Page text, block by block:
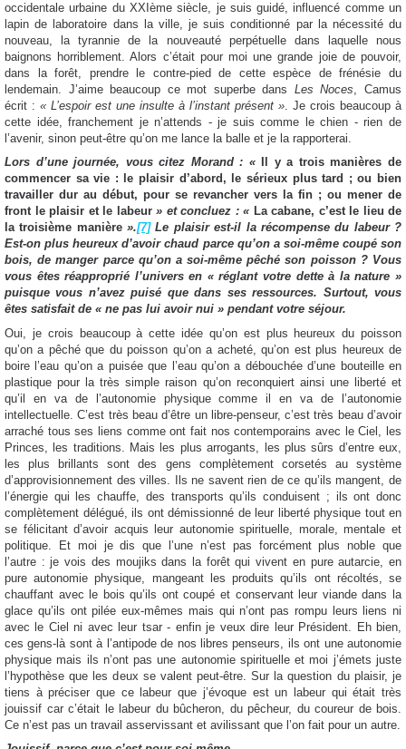
occidentale urbaine du XXIème siècle, je suis guidé, influencé comme un
lapin de laboratoire dans la ville, je suis conditionné par la nécessité du
nouveau, la tyrannie de la nouveauté perpétuelle dans laquelle nous
baignons horriblement. Alors c’était pour moi une grande joie de pouvoir,
dans la forêt, prendre le contre-pied de cette espèce de frénésie du
lendemain. J’aime beaucoup ce mot superbe dans Les Noces, Camus
écrit : « L’espoir est une insulte à l’instant présent ». Je crois beaucoup à
cette idée, franchement je n’attends - je suis comme le chien - rien de
l’avenir, sinon peut-être qu’on me lance la balle et je la rapporterai.
Lors d’une journée, vous citez Morand : «
Il y a trois manières de
commencer sa vie : le plaisir d’abord, le sérieux plus tard ; ou bien
travailler dur au début, pour se revancher vers la fin ; ou mener de
front le plaisir et le labeur » et concluez : « La cabane, c’est le lieu de
la troisième manière».[7]Le plaisir est-il la récompense du labeur ?
Est-on plus heureux d’avoir chaud parce qu’on a soi-même coupé son
bois, de manger parce qu’on a soi-même pêché son poisson ? Vous
vous êtes réapproprié l’univers en « réglant votre dette à la nature »
puisque vous n’avez puisé que dans ses ressources. Surtout, vous
êtes satisfait de « ne pas lui avoir nui » pendant votre séjour.
Oui, je crois beaucoup à cette idée qu’on est plus heureux du poisson
qu’on a pêché que du poisson qu’on a acheté, qu’on est plus heureux de
boire l’eau qu’on a puisée que l’eau qu’on a débouchée d’une bouteille en
plastique pour la très simple raison qu’on reconquiert ainsi une liberté et
qu’il en va de l’autonomie physique comme il en va de l’autonomie
intellectuelle. C’est très beau d’être un libre-penseur, c’est très beau d’avoir
arraché tous ses liens comme ont fait nos contemporains avec le Ciel, les
Princes, les traditions. Mais les plus arrogants, les plus sûrs d’entre eux,
les plus brillants sont des gens complètement corsetés au système
d’approvisionnement des villes. Ils ne savent rien de ce qu’ils mangent, de
l’énergie qui les chauffe, des transports qu’ils conduisent ; ils ont donc
complètement délégué, ils ont démissionné de leur liberté physique tout en
se félicitant d’avoir acquis leur autonomie spirituelle, morale, mentale et
politique. Et moi je dis que l’une n’est pas forcément plus noble que
l’autre : je vois des moujiks dans la forêt qui vivent en pure autarcie, en
pure autonomie physique, mangeant les produits qu’ils ont récoltés, se
chauffant avec le bois qu’ils ont coupé et conservant leur viande dans la
glace qu’ils ont pilée eux-mêmes mais qui n’ont pas rompu leurs liens ni
avec le Ciel ni avec leur tsar - enfin je veux dire leur Président. Eh bien,
ces gens-là sont à l’antipode de nos libres penseurs, ils ont une autonomie
physique mais ils n’ont pas une autonomie spirituelle et moi j’émets juste
l’hypothèse que les deux se valent peut-être. Sur la question du plaisir, je
tiens à préciser que ce labeur que j’évoque est un labeur qui était très
jouissif car c’était le labeur du bûcheron, du pêcheur, du coureur de bois.
Ce n’est pas un travail asservissant et avilissant que l’on fait pour un autre.